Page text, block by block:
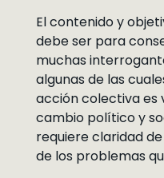
El contenido y
debe ser para
muchas
algunas de las
acción colectiva es
cambio político y
requiere claridad
de los problemas